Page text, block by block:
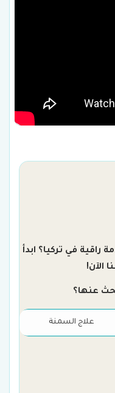
راقية في تركيا؟ ابدأ
الآن!
عنها؟
علاج السمنة